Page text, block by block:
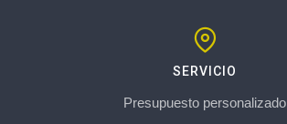
SERVICIO
Presupuesto personalizado